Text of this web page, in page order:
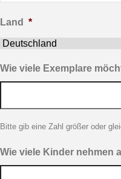
Land *
Wie viele Exemplare
Bitte gib eine Zahl größer oder
Wie viele Kinder nehmen